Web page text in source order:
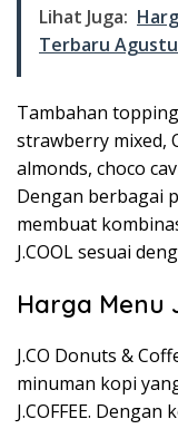
Lihat Juga:
Terbaru
Tambahan
strawberry mixed,
almonds, choco
Dengan berbagai
membuat
J.COOL sesuai
Harga Menu
J.CO Donuts &
minuman kopi
J.COFFEE.